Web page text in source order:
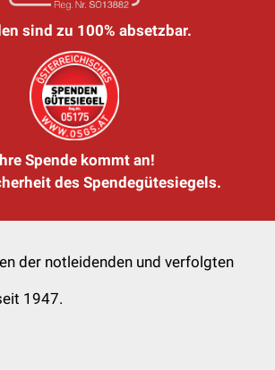
sind zu 100% absetzbar.
Spende kommt an!
des Spendegütesiegels.
der notleidenden und verfolgten
1947.